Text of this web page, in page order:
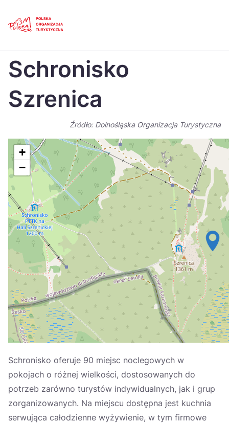
Polski
Dansk
Italiano
Nederlands 日本
Português
Suomi
Україна
Zamknij
Schronisko
Szrenica
Źródło: Dolnośląska Organizacja Turystyczna
+
−
Schronisko oferuje 90 miejsc noclegowych w
pokojach o różnej wielkości, dostosowanych do
potrzeb zarówno turystów indywidualnych, jak i grup
zorganizowanych. Na miejscu dostępna jest kuchnia
serwująca całodzienne wyżywienie, w tym firmowe